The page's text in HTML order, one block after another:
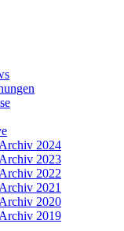
2024
2023
2022
2021
2020
2019